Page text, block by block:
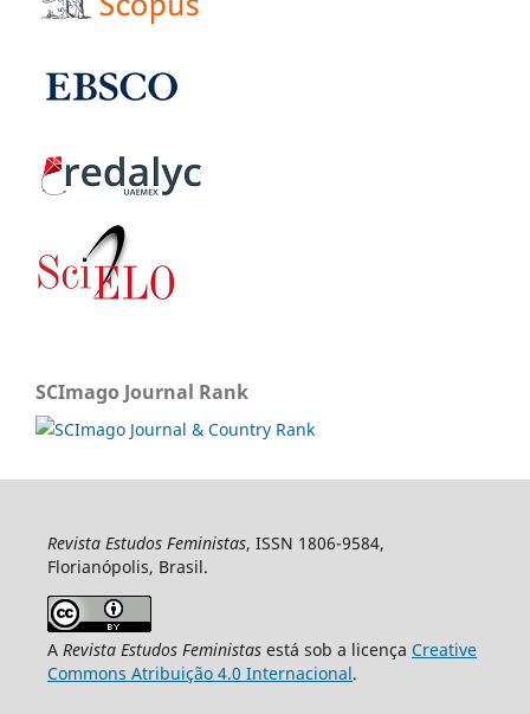
SCImago Journal Rank
Revista Estudos Feministas, ISSN 1806-9584,
Florianópolis, Brasil.
A Revista Estudos Feministasestá sob a licença Creative
Commons Atribuição 4.0 Internacional.